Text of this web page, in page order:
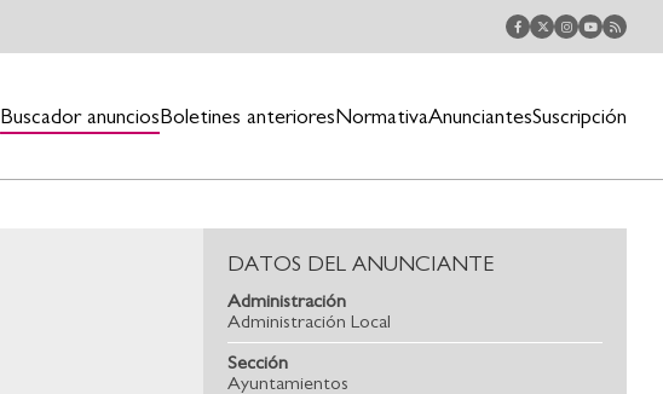
Buscador anuncios Boletines anteriores NormativaAnunciantesSuscripción
DATOS DEL ANUNCIANTE
Administración
Administración Local
Sección
Ayuntamientos